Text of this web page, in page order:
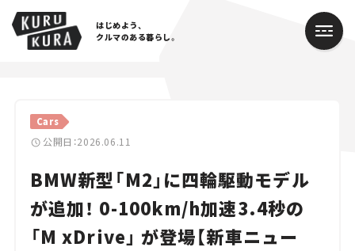
はじめよう、
クルマのある暮らし。
Cars
公開日：2026.06.11
BMW新型「M2」に四輪駆動モデル
が追加！ 0-100km/h加速3.4秒の
「M xDrive」 が登場【新車ニュー
Cars
Lifestyle
Traffic